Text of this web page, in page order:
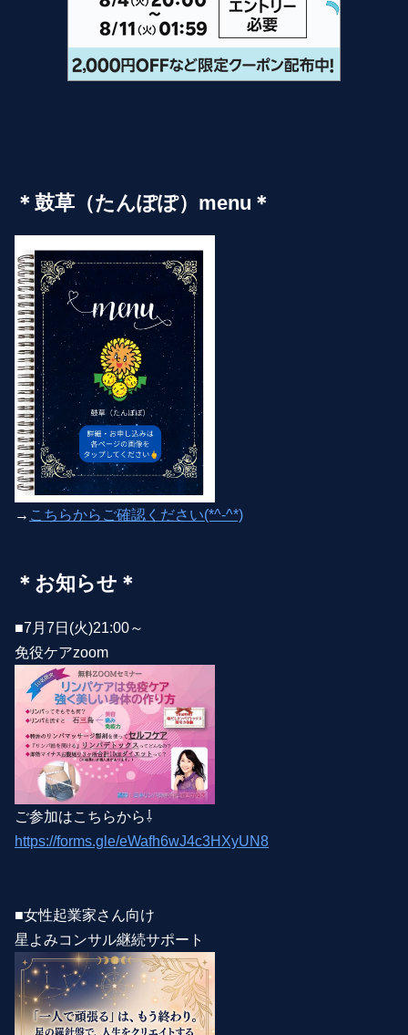
＊鼓草（たんぽぽ）menu＊
→ こちらからご確認ください(*^-^*)
＊お知らせ＊
■7月7日(火)21:00～
免役ケアzoom
ご参加はこちらから⇩
https://forms.gle/eWafh6wJ4c3HXyUN8
■女性起業家さん向け
星よみコンサル継続サポート